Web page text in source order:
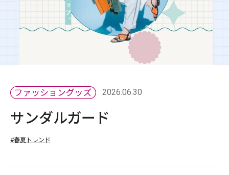
2026.06.30
サンダルガード
#春夏トレンド